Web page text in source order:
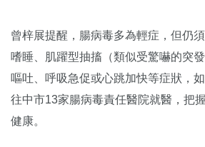
曾梓展提醒，腸病毒多為輕症，但仍
嗜睡、肌躍型抽搐（類似受驚嚇的突
嘔吐、呼吸急促或心跳加快等症狀，
往中市13家腸病毒責任醫院就醫，把
健康。